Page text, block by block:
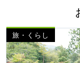
旅・くらし